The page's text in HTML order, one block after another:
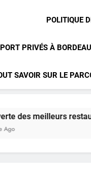
POLITIQUE
PRIVÉS À
SAVOIR SUR LE
restaurants au